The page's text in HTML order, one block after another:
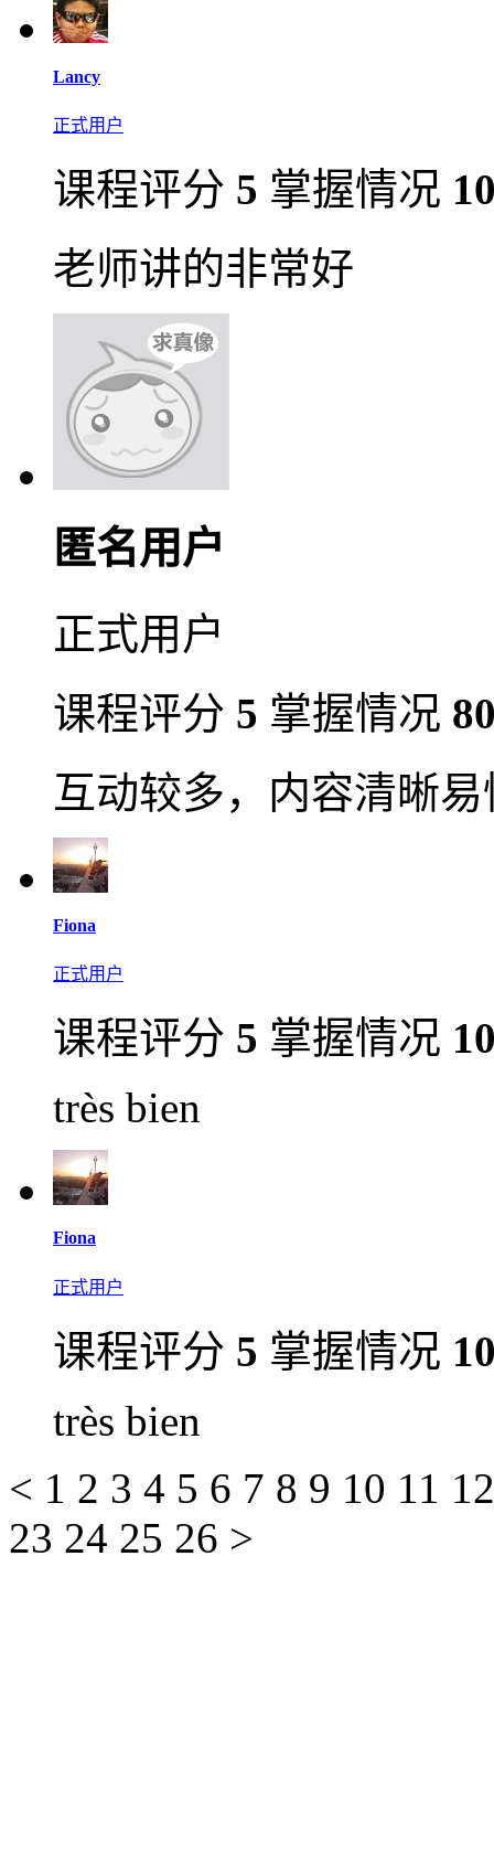
Lancy
正式用户
课程评分 5 掌握情况
老师讲的非常好
匿名用户
正式用户
课程评分 5 掌握情况
互动较多，内容清晰易
Fiona
正式用户
课程评分 5 掌握情况
très bien
Fiona
正式用户
课程评分 5 掌握情况
très bien
< 1 2 3 4 5 6 7 8 9 10 11
23 24 25 26 >